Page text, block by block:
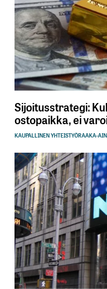
Sijoitusstrategi:
ostopaikka, ei
KAUPALLINEN YHTEISTYÖRAAKA-